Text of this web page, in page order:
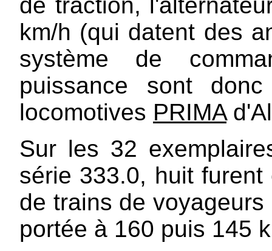
km/h (qui datent des
système de
puissance sont
locomotives PRIMA
Sur les 32
série 333.0, huit
de trains de
portée à 160 puis 145